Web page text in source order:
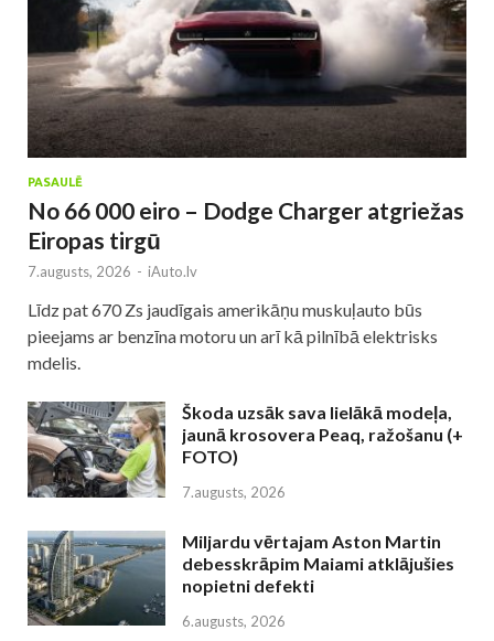
PASAULĒ
No 66 000 eiro – Dodge Charger atgriežas
Eiropas tirgū
7.augusts, 2026 - iAuto.lv
Līdz pat 670 Zs jaudīgais amerikāņu muskuļauto būs
pieejams ar benzīna motoru un arī kā pilnībā elektrisks
mdelis.
Škoda uzsāk sava lielākā modeļa,
jaunā krosovera Peaq, ražošanu (+
FOTO)
7.augusts, 2026
Miljardu vērtajam Aston Martin
debesskrāpim Maiami atklājušies
nopietni defekti
6.augusts, 2026